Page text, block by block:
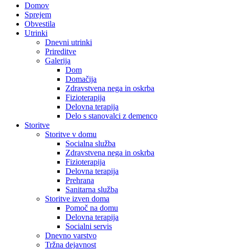
Domov
Sprejem
Obvestila
Utrinki
Dnevni utrinki
Prireditve
Galerija
Dom
Domačija
Zdravstvena nega in oskrba
Fizioterapija
Delovna terapija
Delo s stanovalci z demenco
Storitve
Storitve v domu
Socialna služba
Zdravstvena nega in oskrba
Fizioterapija
Delovna terapija
Prehrana
Sanitarna služba
Storitve izven doma
Pomoč na domu
Delovna terapija
Socialni servis
Dnevno varstvo
Tržna dejavnost